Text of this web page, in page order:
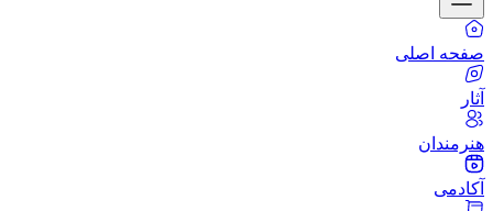
صفحه اصلی
آثار
هنرمندان
آکادمی